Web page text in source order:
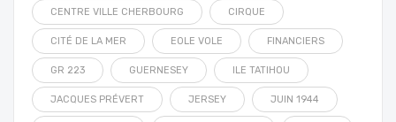
CENTRE VILLE CHERBOURG CIRQUE
CITÉ DE LA MER EOLE VOLE FINANCIERS
GR 223 GUERNESEY ILE TATIHOU
JACQUES PRÉVERT JERSEY JUIN 1944